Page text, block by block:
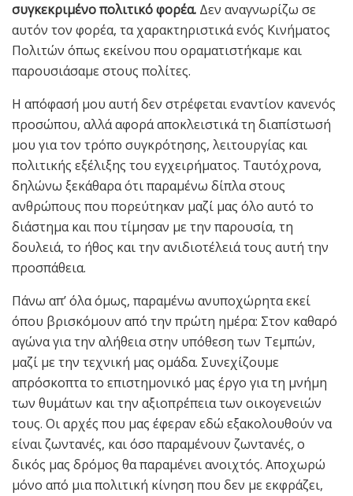
συγκεκριμένο πολιτικό φορέα. Δεν αναγνωρίζω σε
αυτόν τον φορέα, τα χαρακτηριστικά ενός Κινήματος
Πολιτών όπως εκείνου που οραματιστήκαμε και
παρουσιάσαμε στους πολίτες.
Η απόφασή μου αυτή δεν στρέφεται εναντίον κανενός
προσώπου, αλλά αφορά αποκλειστικά τη διαπίστωσή
μου για τον τρόπο συγκρότησης, λειτουργίας και
πολιτικής εξέλιξης του εγχειρήματος. Ταυτόχρονα,
δηλώνω ξεκάθαρα ότι παραμένω δίπλα στους
ανθρώπους που πορεύτηκαν μαζί μας όλο αυτό το
διάστημα και που τίμησαν με την παρουσία, τη
δουλειά, το ήθος και την ανιδιοτέλειά τους αυτή την
προσπάθεια.
Πάνω απ’ όλα όμως, παραμένω ανυποχώρητα εκεί
όπου βρισκόμουν από την πρώτη ημέρα: Στον καθαρό
αγώνα για την αλήθεια στην υπόθεση των Τεμπών,
μαζί με την τεχνική μας ομάδα. Συνεχίζουμε
απρόσκοπτα το επιστημονικό μας έργο για τη μνήμη
των θυμάτων και την αξιοπρέπεια των οικογενειών
τους. Οι αρχές που μας έφεραν εδώ εξακολουθούν να
είναι ζωντανές, και όσο παραμένουν ζωντανές, ο
δικός μας δρόμος θα παραμένει ανοιχτός. Αποχωρώ
μόνο από μια πολιτική κίνηση που δεν με εκφράζει,